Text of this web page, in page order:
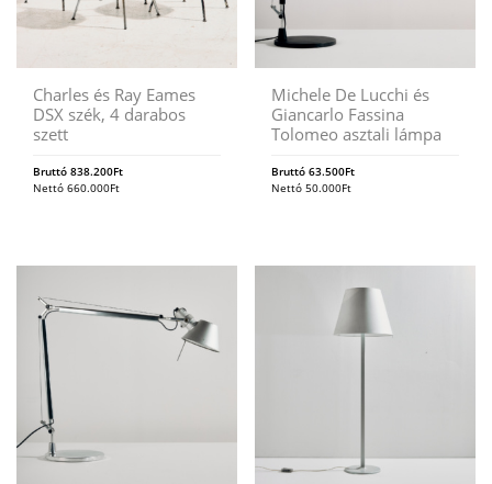
Charles és Ray Eames
DSX szék, 4 darabos
szett
Bruttó 838.200Ft
Nettó 660.000Ft
Michele De Lucchi és
Giancarlo Fassina
Tolomeo asztali lámpa
Bruttó63.500Ft
Nettó50.000Ft